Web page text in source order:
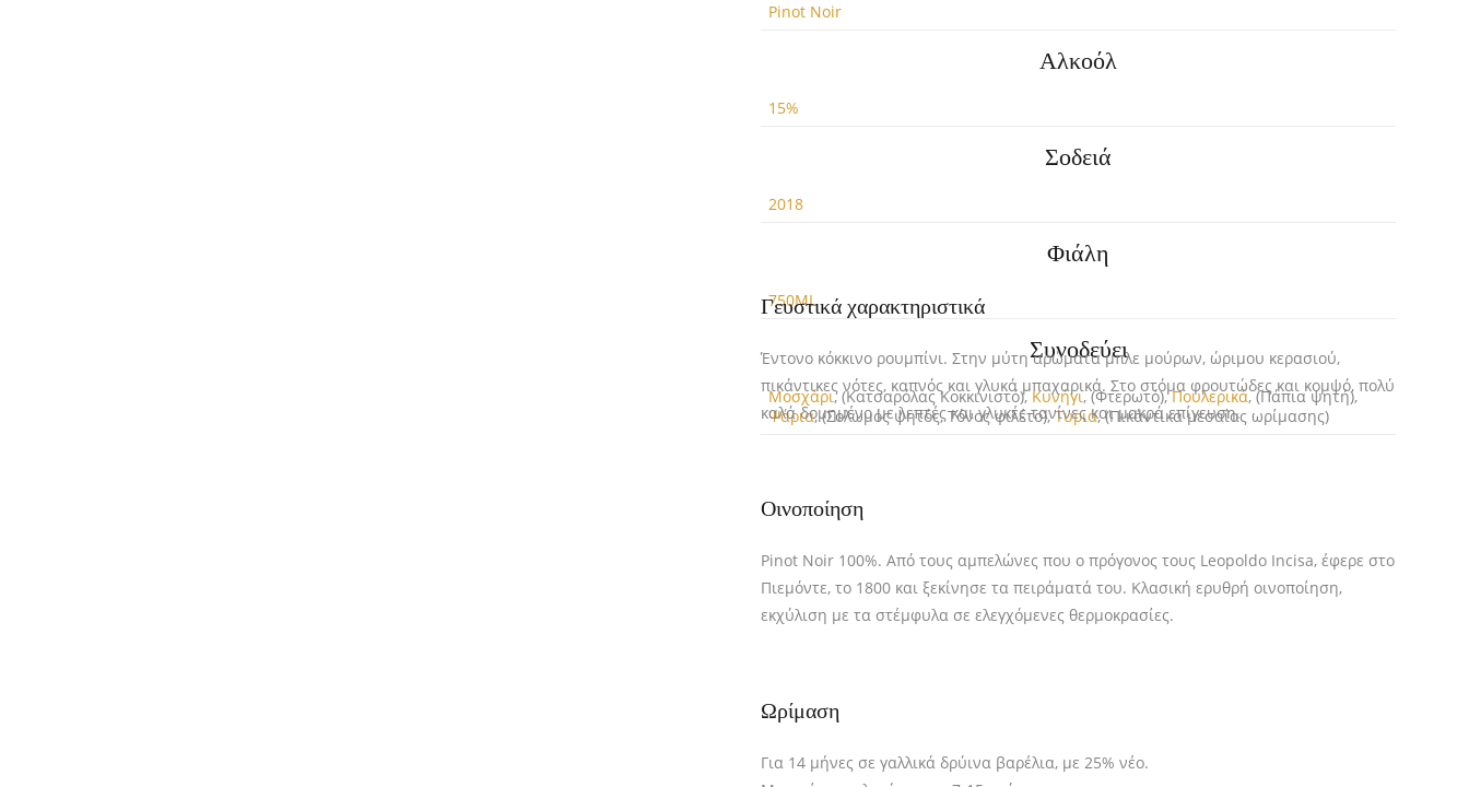
Pinot Noir
Αλκοόλ
15%
Σοδειά
2018
Φιάλη
750ML
Συνοδεύει
Μοσχάρι, (Κατσαρόλας Kοκκινιστό),Κυνήγι, (Φτερωτό),Πουλερικά, (Πάπια ψητή),
Ψάρια, (Σολωμός ψητός, Τόνος φιλέτο),Τυριά, (Πικάντικα μεσαίας ωρίμασης)
Γευστικά χαρακτηριστικά
Έντονο κόκκινο ρουμπίνι. Στην μύτη αρώματα μπλε μούρων, ώριμου κερασιού,
πικάντικες νότες, καπνός και γλυκά μπαχαρικά. Στο στόμα φρουτώδες και κομψό, πολύ
καλά δομημένο με λεπτές και γλυκές τανίνες και μακρά επίγευση.
Οινοποίηση
Pinot Noir 100%. Από τους αμπελώνες που ο πρόγονoς τους Leopoldo Incisa, έφερε στο
Πιεμόντε, το 1800 και ξεκίνησε τα πειράματά του. Κλασική ερυθρή οινοποίηση,
εκχύλιση με τα στέμφυλα σε ελεγχόμενες θερμοκρασίες.
Ωρίμαση
Για 14 μήνες σε γαλλικά δρύινα βαρέλια, με 25% νέο.